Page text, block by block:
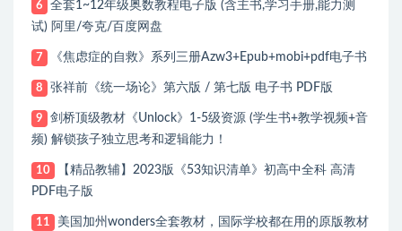
6
全套1~12年级奥数教程电子版 (含主书,学习手册,能力测
试) 阿里/夸克/百度网盘
7 《焦虑症的自救》系列三册Azw3+Epub+mobi+pdf电子书
8 张祥前《统一场论》第六版 / 第七版 电子书 PDF版
9
剑桥顶级教材《Unlock》1-5级资源 (学生书+教学视频+音
频) 解锁孩子独立思考和逻辑能力！
10
【精品教辅】2023版《53知识清单》初高中全科 高清
PDF电子版
11
美国加州wonders全套教材，国际学校都在用的原版教材